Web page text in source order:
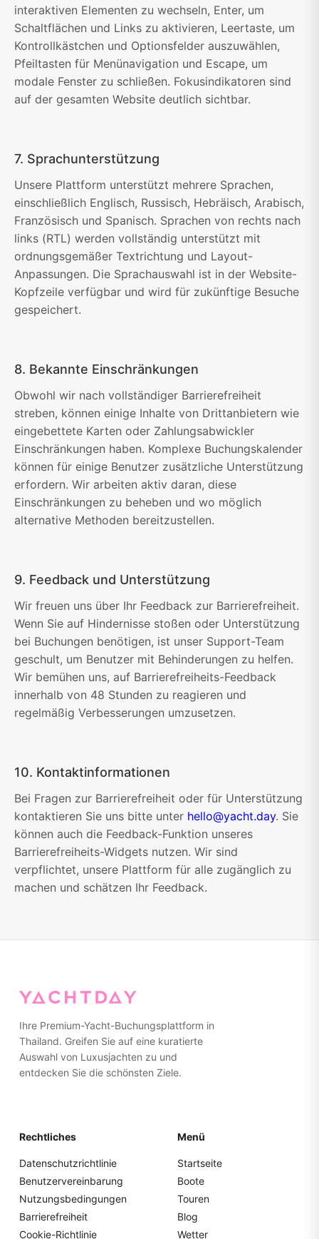
interaktiven Elementen zu wechseln, Enter, um
Schaltflächen und Links zu aktivieren, Leertaste, um
Kontrollkästchen und Optionsfelder auszuwählen,
Pfeiltasten für Menünavigation und Escape, um
modale Fenster zu schließen. Fokusindikatoren sind
auf der gesamten Website deutlich sichtbar.
7. Sprachunterstützung
Unsere Plattform unterstützt mehrere Sprachen,
einschließlich Englisch, Russisch, Hebräisch, Arabisch,
Französisch und Spanisch. Sprachen von rechts nach
links (RTL) werden vollständig unterstützt mit
ordnungsgemäßer Textrichtung und Layout-
Anpassungen. Die Sprachauswahl ist in der Website-
Kopfzeile verfügbar und wird für zukünftige Besuche
gespeichert.
8. Bekannte Einschränkungen
Obwohl wir nach vollständiger Barrierefreiheit
streben, können einige Inhalte von Drittanbietern wie
eingebettete Karten oder Zahlungsabwickler
Einschränkungen haben. Komplexe Buchungskalender
können für einige Benutzer zusätzliche Unterstützung
erfordern. Wir arbeiten aktiv daran, diese
Einschränkungen zu beheben und wo möglich
alternative Methoden bereitzustellen.
9. Feedback und Unterstützung
Wir freuen uns über Ihr Feedback zur Barrierefreiheit.
Wenn Sie auf Hindernisse stoßen oder Unterstützung
bei Buchungen benötigen, ist unser Support-Team
geschult, um Benutzer mit Behinderungen zu helfen.
Wir bemühen uns, auf Barrierefreiheits-Feedback
innerhalb von 48 Stunden zu reagieren und
regelmäßig Verbesserungen umzusetzen.
10. Kontaktinformationen
Bei Fragen zur Barrierefreiheit oder für Unterstützung
kontaktieren Sie uns bitte unter hello@yacht.day. Sie
können auch die Feedback-Funktion unseres
Barrierefreiheits-Widgets nutzen. Wir sind
verpflichtet, unsere Plattform für alle zugänglich zu
machen und schätzen Ihr Feedback.
Ihre Premium-Yacht-Buchungsplattform in
Thailand. Greifen Sie auf eine kuratierte
Auswahl von Luxusjachten zu und
entdecken Sie die schönsten Ziele.
Rechtliches
Datenschutzrichtlinie
Benutzervereinbarung
Nutzungsbedingungen
Barrierefreiheit
Cookie-Richtlinie
Menü
Startseite
Boote
Touren
Blog
Wetter